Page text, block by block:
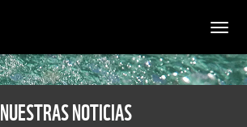
NUESTRAS NOTICIAS